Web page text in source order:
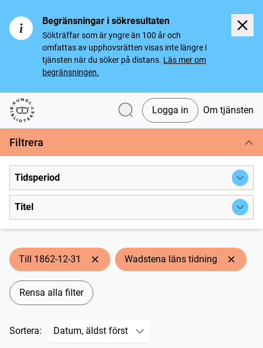
Begränsningar i sökresultaten
Sökträffar som är yngre än 100 år och
omfattas av upphovsrätten visas inte längre i
tjänsten när du söker på distans. Läs mer om
begränsningen.
Svenska tidningar
Logga in Om tjänsten
Filtrera
Tidsperiod
Titel
Till 1862-12-31 Wadstena läns tidning
Rensa alla filter
Sortera: